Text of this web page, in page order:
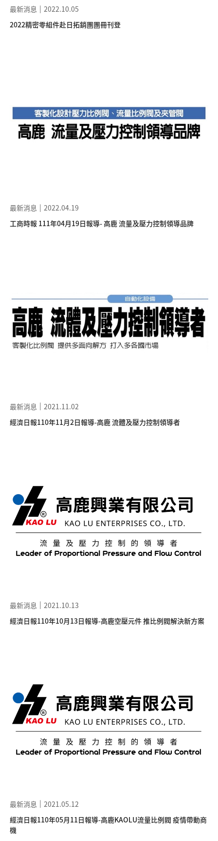
最新消息
2022.10.05
2022精密零組件赴日拓銷團團冊刊登
最新消息
2022.04.19
工商時報 111年04月19日報導- 高鹿 流量及壓力控制領導品牌
最新消息
2021.11.02
經濟日報110年11月2日報導-高鹿 流體及壓力控制領導者
最新消息
2021.10.13
經濟日報110年10月13日報導-高鹿空壓元件 推比例閥解決新方案
最新消息
2021.05.12
經濟日報110年05月11日報導-高鹿KAOLU流量比例閥 疫情帶動商
機